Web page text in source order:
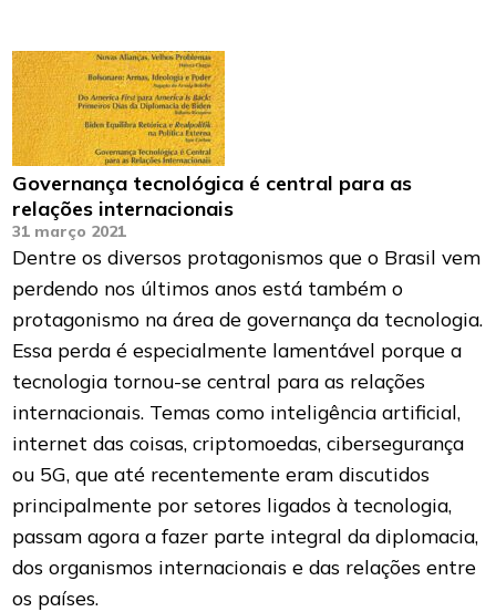
Governança tecnológica é central para as
relações internacionais
31 março 2021
Dentre os diversos protagonismos que o Brasil vem
perdendo nos últimos anos está também o
protagonismo na área de governança da tecnologia.
Essa perda é especialmente lamentável porque a
tecnologia tornou-se central para as relações
internacionais. Temas como inteligência artificial,
internet das coisas, criptomoedas, cibersegurança
ou 5G, que até recentemente eram discutidos
principalmente por setores ligados à tecnologia,
passam agora a fazer parte integral da diplomacia,
dos organismos internacionais e das relações entre
os países.